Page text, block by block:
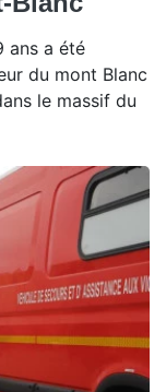
ans a été
du mont Blanc
le massif du